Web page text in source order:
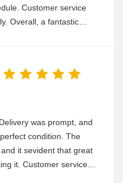
Customer service
Overall, a fantastic
was prompt, and
condition. The
it sevident that great
it. Customer service